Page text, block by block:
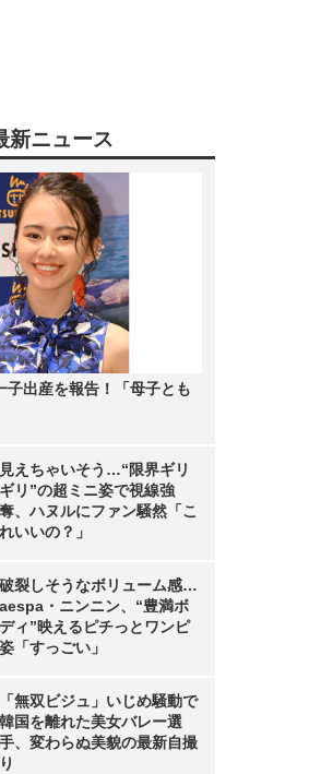
新ニュース
子出産を報告！「母子とも
見えちゃいそう…“限界ギリ
ギリ”の超ミニ姿で視線強
奪、ハヌルにファン騒然「こ
れいいの？」
破裂しそうなボリューム感…
aespa・ニンニン、“豊満ボ
ディ”映えるピチっとワンピ
姿「すっごい」
「無双ビジュ」いじめ騒動で
韓国を離れた美女バレー選
手、変わらぬ美貌の最新自撮
り